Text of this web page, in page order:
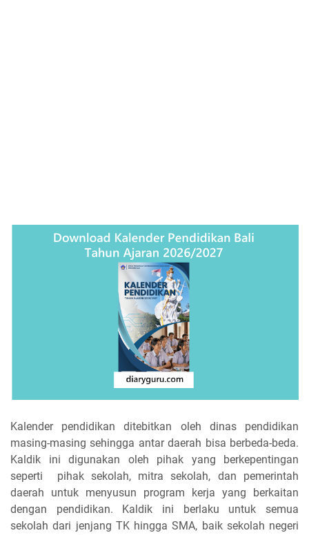
Kalender pendidikan ditebitkan oleh dinas pendidikan
masing-masing sehingga antar daerah bisa berbeda-beda.
Kaldik ini digunakan oleh pihak yang berkepentingan
seperti pihak sekolah, mitra sekolah, dan pemerintah
daerah untuk menyusun program kerja yang berkaitan
dengan pendidikan. Kaldik ini berlaku untuk semua
sekolah dari jenjang TK hingga SMA, baik sekolah negeri